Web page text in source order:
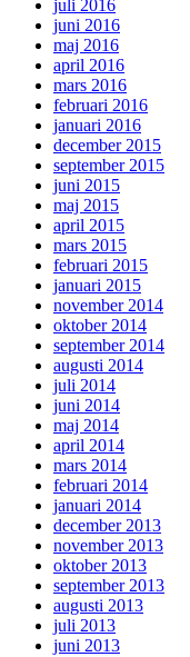
juli 2016
juni 2016
maj 2016
april 2016
mars 2016
februari 2016
januari 2016
december 2015
september 2015
juni 2015
maj 2015
april 2015
mars 2015
februari 2015
januari 2015
november 2014
oktober 2014
september 2014
augusti 2014
juli 2014
juni 2014
maj 2014
april 2014
mars 2014
februari 2014
januari 2014
december 2013
november 2013
oktober 2013
september 2013
augusti 2013
juli 2013
juni 2013